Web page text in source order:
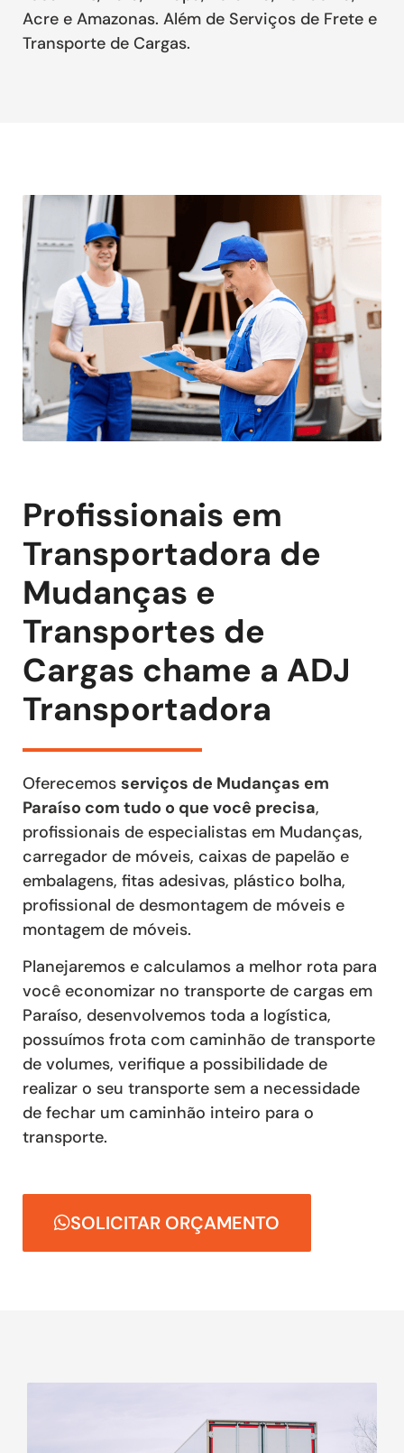
Acre e Amazonas. Além de Serviços de Frete e
Transporte de Cargas.
Profissionais em
Transportadora de
Mudanças e
Transportes de
Cargas chame a ADJ
Transportadora
Oferecemos serviços de Mudanças em
Paraíso com tudo o que você precisa,
profissionais de especialistas em Mudanças,
carregador de móveis, caixas de papelão e
embalagens, fitas adesivas, plástico bolha,
profissional de desmontagem de móveis e
montagem de móveis.
Planejaremos e calculamos a melhor rota para
você economizar no transporte de cargas em
Paraíso, desenvolvemos toda a logística,
possuímos frota com caminhão de transporte
de volumes, verifique a possibilidade de
realizar o seu transporte sem a necessidade
de fechar um caminhão inteiro para o
transporte.
SOLICITAR ORÇAMENTO